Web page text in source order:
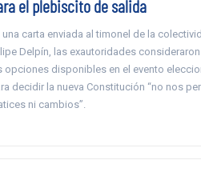
el plebiscito de salida
una carta enviada al timonel de la
Delpín, las exautoridades
opciones disponibles en el evento
decidir la nueva Constitución “no nos
ni cambios”.